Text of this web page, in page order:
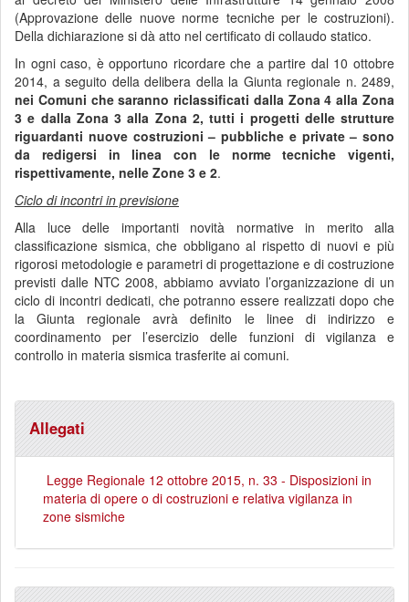
(Approvazione delle nuove norme tecniche per le costruzioni).
Della dichiarazione si dà atto nel certificato di collaudo statico.
In ogni caso, è opportuno ricordare che a partire dal 10 ottobre
2014, a seguito della delibera della la Giunta regionale n. 2489,
nei Comuni che saranno riclassificati dalla Zona 4 alla Zona
3 e dalla Zona 3 alla Zona 2, tutti i progetti delle strutture
riguardanti nuove costruzioni – pubbliche e private – sono
da redigersi in linea con le norme tecniche vigenti,
rispettivamente, nelle Zone 3 e 2.
Ciclo di incontri in previsione
Alla luce delle importanti novità normative in merito alla
classificazione sismica, che obbligano al rispetto di nuovi e più
rigorosi metodologie e parametri di progettazione e di costruzione
previsti dalle NTC 2008, abbiamo avviato l’organizzazione di un
ciclo di incontri dedicati, che potranno essere realizzati dopo che
la Giunta regionale avrà definito le linee di indirizzo e
coordinamento per l’esercizio delle funzioni di vigilanza e
controllo in materia sismica trasferite ai comuni.
Allegati
Legge Regionale 12 ottobre 2015, n. 33 - Disposizioni in
materia di opere o di costruzioni e relativa vigilanza in
zone sismiche